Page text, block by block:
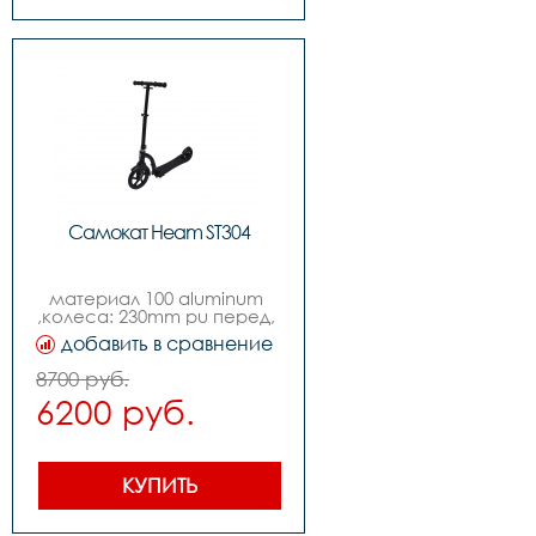
Самокат Heam ST304
материал 100 aluminum
,колеса: 230mm pu перед,
180 зад,нагрузка: 100kgs
,подшипники: abec-7
carbon steel
,вес: 4.95kgs
добавить в сравнение
8700 руб.
6200 руб.
КУПИТЬ